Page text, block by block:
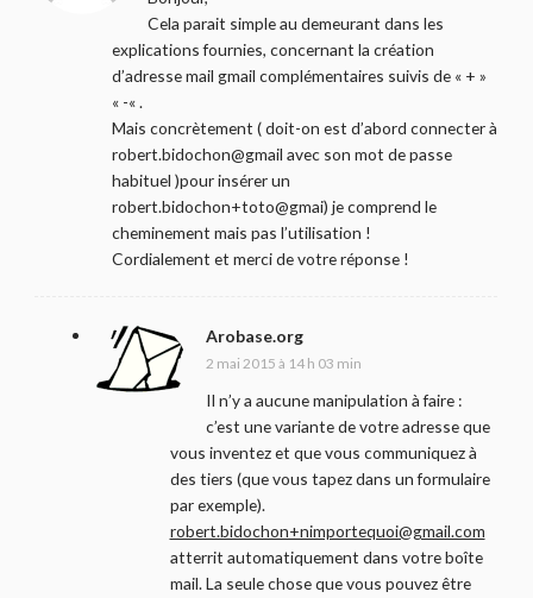
Cela parait simple au demeurant dans les
explications fournies, concernant la création
d’adresse mail gmail complémentaires suivis de « + »
« -« .
Mais concrètement ( doit-on est d’abord connecter à
robert.bidochon@gmail avec son mot de passe
habituel )pour insérer un
robert.bidochon+toto@gmai) je comprend le
cheminement mais pas l’utilisation !
Cordialement et merci de votre réponse !
Arobase.org
2 mai 2015 à 14 h 03 min
Il n’y a aucune manipulation à faire :
c’est une variante de votre adresse que
vous inventez et que vous communiquez à
des tiers (que vous tapez dans un formulaire
par exemple).
robert.bidochon+nimportequoi@gmail.com
atterrit automatiquement dans votre boîte
mail. La seule chose que vous pouvez être